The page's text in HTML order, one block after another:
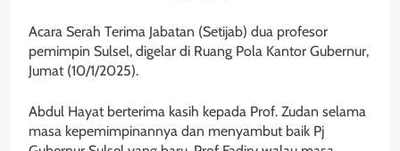
Acara Serah Terima Jabatan (Setijab) dua profesor
pemimpin Sulsel, digelar di Ruang Pola Kantor Gubernur,
Jumat (10/1/2025).
Abdul Hayat berterima kasih kepada Prof. Zudan selama
masa kepemimpinannya dan menyambut baik Pj